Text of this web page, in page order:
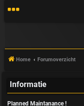
V
Home Forumoverzicht
Informatie
Planned Maintanance !